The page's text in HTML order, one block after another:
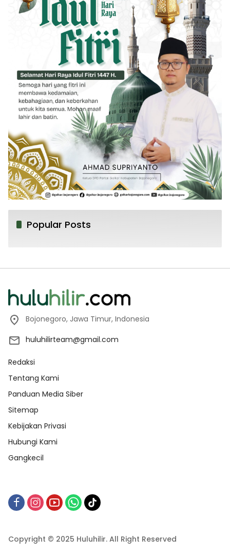
Popular Posts
Bojonegoro, Jawa Timur, Indonesia
huluhilirteam@gmail.com
Redaksi
Tentang Kami
Panduan Media Siber
Sitemap
Kebijakan Privasi
Hubungi Kami
Gangkecil
Copyright © 2025 Huluhilir. All Right Reserved